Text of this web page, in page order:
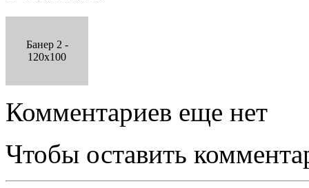
Банер 2 -
120x100
Комментариев еще нет
Чтобы оставить